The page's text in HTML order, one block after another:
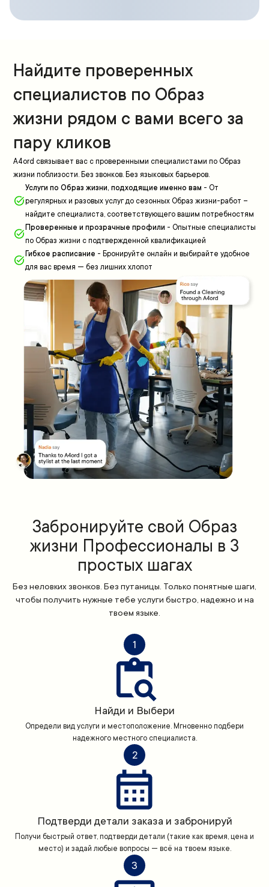
Найдите проверенных
специалистов по Образ
жизни рядом с вами всего за
пару кликов
A4ord связывает вас с проверенными специалистами по Образ
жизни поблизости. Без звонков. Без языковых барьеров.
Услуги по Образ жизни, подходящие именно вам - От
регулярных и разовых услуг до сезонных Образ жизни-работ –
найдите специалиста, соответствующего вашим потребностям
Проверенные и прозрачные профили - Опытные специалисты
по Образ жизни с подтвержденной квалификацией
Гибкое расписание - Бронируйте онлайн и выбирайте удобное
для вас время — без лишних хлопот
Забронируйте свой Образ
жизни Профессионалы в 3
простых шагах
Без неловких звонков. Без путаницы. Только понятные шаги,
чтобы получить нужные тебе услуги быстро, надежно и на
твоем языке.
1
Найди и Выбери
Определи вид услуги и местоположение. Мгновенно подбери
надежного местного специалиста.
2
Подтверди детали заказа и забронируй
Получи быстрый ответ, подтверди детали (такие как время, цена и
место) и задай любые вопросы — всё на твоем языке.
3